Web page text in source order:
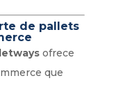
de pallets
ofrece
que